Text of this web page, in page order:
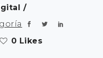
0 Likes